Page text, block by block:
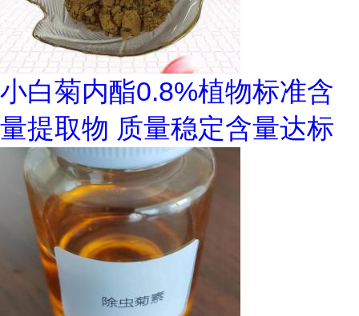
小白菊内酯0.8%植物标准含
量提取物 质量稳定含量达标